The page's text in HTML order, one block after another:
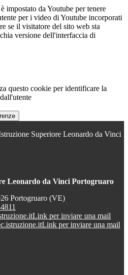
impostato da Youtube per tenere
per i video di Youtube incorporati
se il visitatore del sito web sta
versione dell'interfaccia di
questo cookie per identificare la
Superiore Leonardo da Vinci
Leonardo da Vinci Portogruaro
Portogruaro (VE)
Link per inviare una mail
Link per inviare una mail